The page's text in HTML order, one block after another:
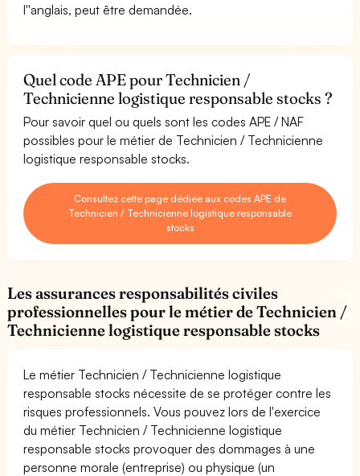
l''anglais, peut être demandée.
Quel code APE pour Technicien /
Technicienne logistique responsable stocks ?
Pour savoir quel ou quels sont les codes APE / NAF
possibles pour le métier de Technicien / Technicienne
logistique responsable stocks.
Consultez cette page dédiée aux codes APE de
Technicien / Technicienne logistique responsable
stocks
Les assurances responsabilités civiles
professionnelles pour le métier de Technicien /
Technicienne logistique responsable stocks
Le métier Technicien / Technicienne logistique
responsable stocks nécessite de se protéger contre les
risques professionnels. Vous pouvez lors de l'exercice
du métier Technicien / Technicienne logistique
responsable stocks provoquer des dommages à une
personne morale (entreprise) ou physique (un